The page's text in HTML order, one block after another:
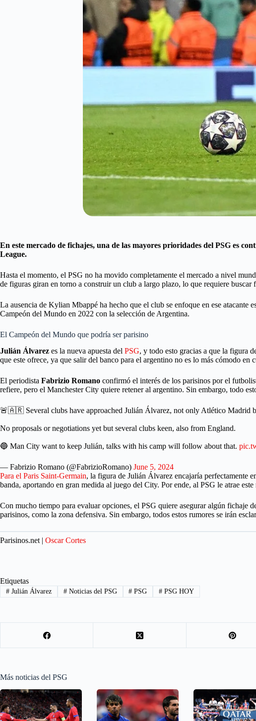
En este mercado de fichajes, una de las mayores prioridades del PSG es
League.
Hasta el momento, el PSG no ha movido completamente el mercado a nivel
de figuras giran en torno a construir un club a largo plazo, lo que requiere buscar
La ausencia de Kylian Mbappé ha hecho que el club se enfoque en ese atacante
Campeón del Mundo en 2022 con la selección de Argentina.
El Campeón del Mundo que podría ser parisino
Julián Álvarez es la nueva apuesta del PSG, y todo esto gracias a que la figura
que este ofrece, ya que salir del banco para el argentino no es lo más cómodo en
El periodista Fabrizio Romano confirmó el interés de los parisinos por el
refiere, pero el Manchester City quiere retener al argentino. Sin embargo, todo
🚨🇦🇷 Several clubs have approached Julián Álvarez, not only Atlético Madrid
No proposals or negotiations yet but several clubs keen, also from England.
🔵 Man City want to keep Julián, talks with his camp will follow about that.
— Fabrizio Romano (@FabrizioRomano) June 5, 2024
Para el Paris Saint-Germain, la figura de Julián Álvarez encajaría perfectamente
banda, aportando en gran medida al juego del City. Por ende, al PSG le atrae
Con mucho tiempo para evaluar opciones, el PSG quiere asegurar algún fichaje
parisinos, como la zona defensiva. Sin embargo, todos estos rumores se irán
Parisinos.net | Oscar Cortes
Etiquetas
#Julián Álvarez #Noticias del PSG # PSG # PSG HOY
Más noticias del PSG